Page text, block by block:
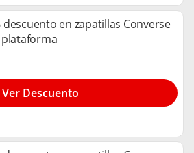
descuento en zapatillas Converse
Ver Descuento